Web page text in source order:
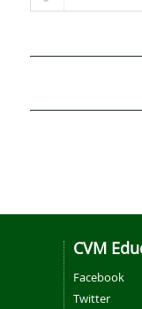
CVM
Facebook
Twitter